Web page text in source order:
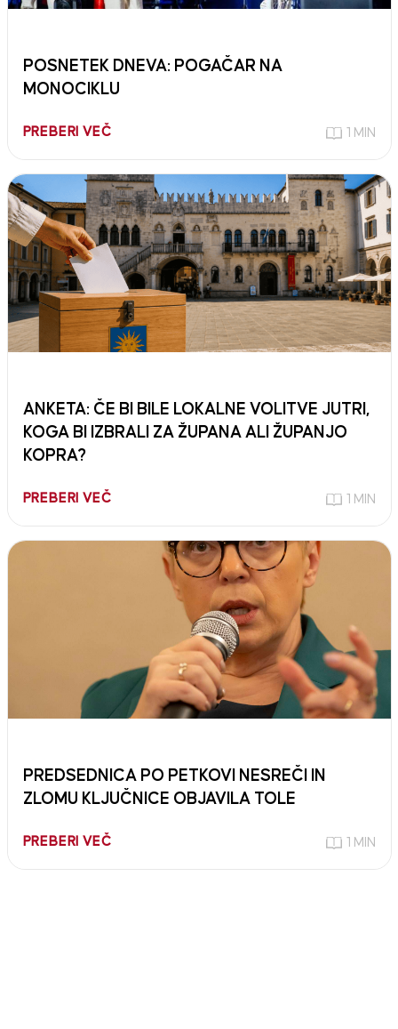
POSNETEK DNEVA: POGAČAR NA
MONOCIKLU
PREBERI VEČ 1 MIN
ANKETA: ČE BI BILE LOKALNE VOLITVE JUTRI,
KOGA BI IZBRALI ZA ŽUPANA ALI ŽUPANJO
KOPRA?
PREBERI VEČ 1 MIN
PREDSEDNICA PO PETKOVI NESREČI IN
ZLOMU KLJUČNICE OBJAVILA TOLE
PREBERI VEČ 1 MIN